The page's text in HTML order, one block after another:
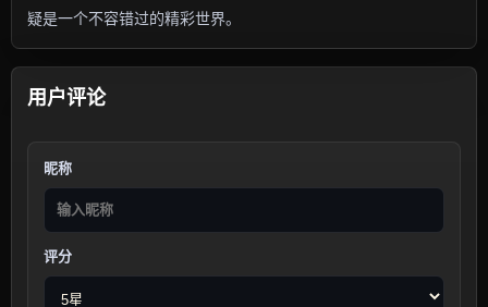
疑是一个不容错过的精彩世界。
用户评论
昵称
评分